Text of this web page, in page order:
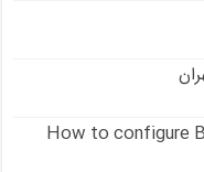
How to configure